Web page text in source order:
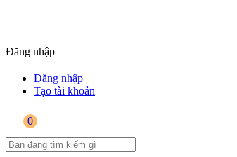
Đăng nhập
Đăng nhập
Tạo tài khoản
0